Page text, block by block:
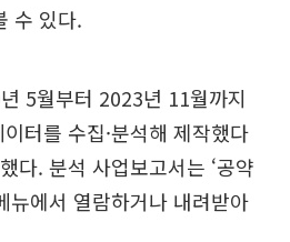
수 있다.
5월부터 2023년 11월까지
터를 수집·분석해 제작했다
다. 분석 사업보고서는 ‘공약
뉴에서 열람하거나 내려받아